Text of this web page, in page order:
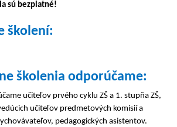
sú bezplatné!
školení:
školenia odporúčame:
učiteľov prvého cyklu ZŠ a 1. stupňa ZŠ,
učiteľov predmetových komisií a
pedagogických asistentov.